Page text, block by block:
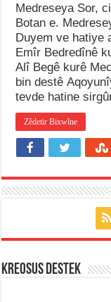
Medreseya Sor,
Botan e.
Duyem ve hatiye
Emîr Bedredînê
Alî Begê kurê
bin destê
tevde hatine
Zêdetir Bixwîne
KREOSUS DESTEK